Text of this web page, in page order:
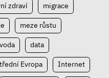
zdraví migrace
meze růstu
voda data
Evropa Internet